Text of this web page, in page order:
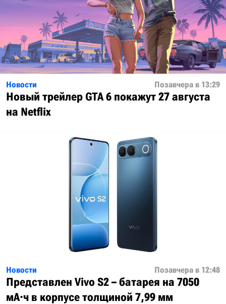
Новости Позавчера в 13:29
Новый трейлер GTA 6 покажут 27 августа
на Netflix
Новости Позавчера в 12:48
Представлен Vivo S2 – батарея на 7050
мА·ч в корпусе толщиной 7,99 мм